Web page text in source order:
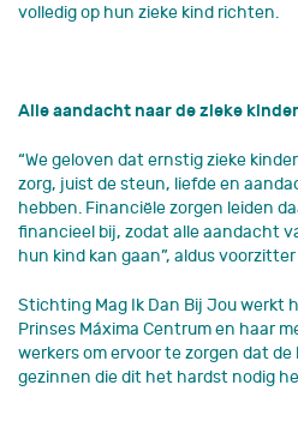
volledig op hun zieke kind richten.
Alle aandacht naar de zieke
“We geloven dat ernstig zieke
zorg, juist de steun, liefde en
hebben. Financiële zorgen leiden
financieel bij, zodat alle aandacht
hun kind kan gaan”, aldus
Stichting Mag Ik Dan Bij Jou werkt
Prinses Máxima Centrum en haar
werkers om ervoor te zorgen dat
gezinnen die dit het hardst nodig